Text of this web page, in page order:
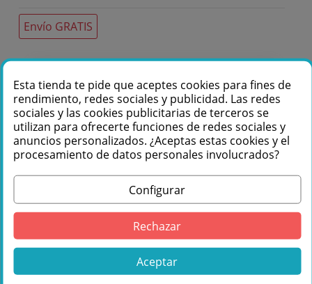
Envío GRATIS
Te podemos ayudar
+34 976 36 61 60
Comprar SOPORTE PUESTA EN MARCHA en
Másquesonido con envío rápido
Lo encuentras también en: ,Descatalogados
Esta tienda te pide que aceptes cookies para fines de
rendimiento, redes sociales y publicidad. Las redes
sociales y las cookies publicitarias de terceros se
utilizan para ofrecerte funciones de redes sociales y
anuncios personalizados. ¿Aceptas estas cookies y el
procesamiento de datos personales involucrados?
Configurar
Rechazar
Aceptar